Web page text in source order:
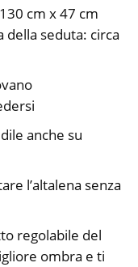
cm x 47 cm
della seduta: circa
anche su
l’altalena senza
regolabile del
ombra e ti